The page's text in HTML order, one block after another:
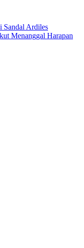
Sandal Ardiles
Menanggal Harapan